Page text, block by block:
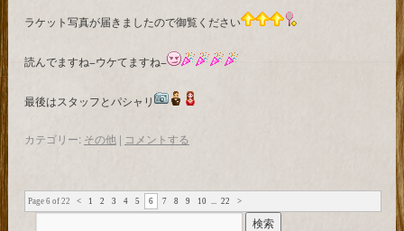
ラケット写真が届きましたので御覧ください
読んでますね−ウケてますね−
最後はスタッフとパシャリ
カテゴリー: その他 | コメントする
Page 6 of 22 < 1 2 3 4 5 6 7 8 9 10 ... 22 >